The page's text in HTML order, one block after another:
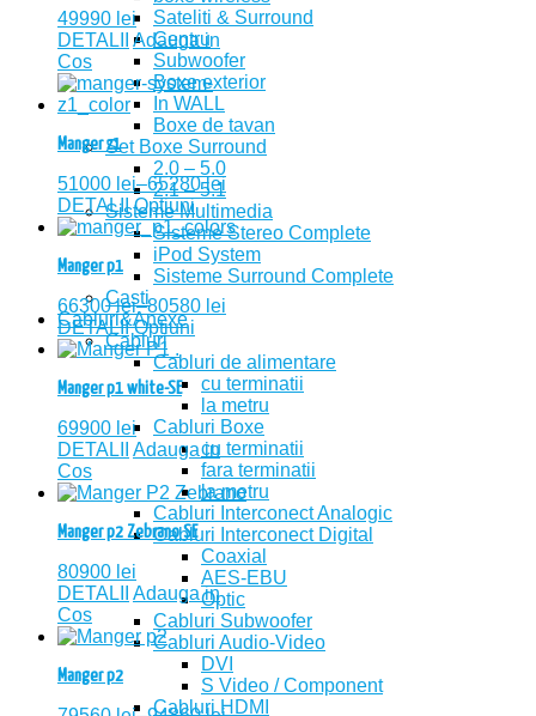
Sateliti & Surround
Centru
Subwoofer
Boxe exterior
In WALL
Boxe de tavan
Set Boxe Surround
2.0 – 5.0
2.1 – 5.1
Sisteme Multimedia
Sisteme Stereo Complete
iPod System
Sisteme Surround Complete
Casti
Cabluri&Anexe
Cabluri
Cabluri de alimentare
cu terminatii
la metru
Cabluri Boxe
cu terminatii
fara terminatii
la metru
Cabluri Interconect Analogic
Cabluri Interconect Digital
Coaxial
AES-EBU
Optic
Cabluri Subwoofer
Cabluri Audio-Video
DVI
S Video / Component
Cabluri HDMI
49990 lei
DETALII
Adauga in
Cos
Manger z1
51000 lei–65280lei
DETALII Optiuni
Manger p1
66300lei–80580 lei
DETALII Optiuni
Manger p1 white-SE
69900 lei
DETALII
Adauga in
Cos
Manger p2 Zebrano SE
80900 lei
DETALII
Adauga in
Cos
Manger p2